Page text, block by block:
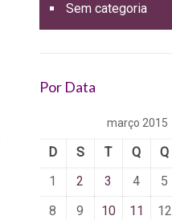
Sem categoria
Por Data
março 2015
D S T Q Q
1
2 3 4 5
8
9 10 11 12